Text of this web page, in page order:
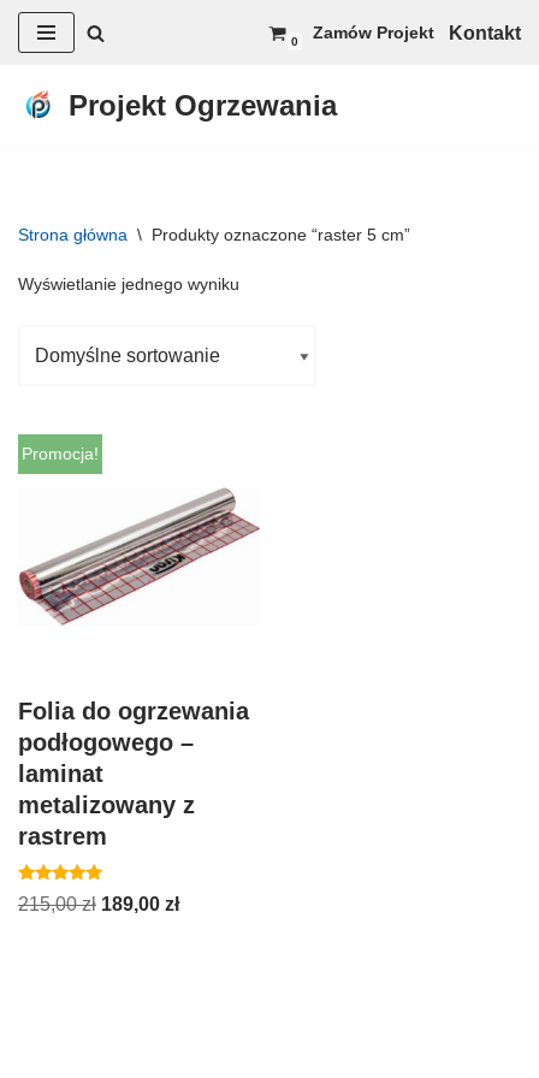
do
0 Zamów Projekt Kontakt
Projekt Ogrzewania
Strona główna \ Produkty oznaczone “raster 5 cm”
Wyświetlanie jednego wyniku
Promocja!
Folia do ogrzewania
podłogowego –
laminat
metalizowany z
rastrem
Oceniono
5.00
215,00zł 189,00 zł